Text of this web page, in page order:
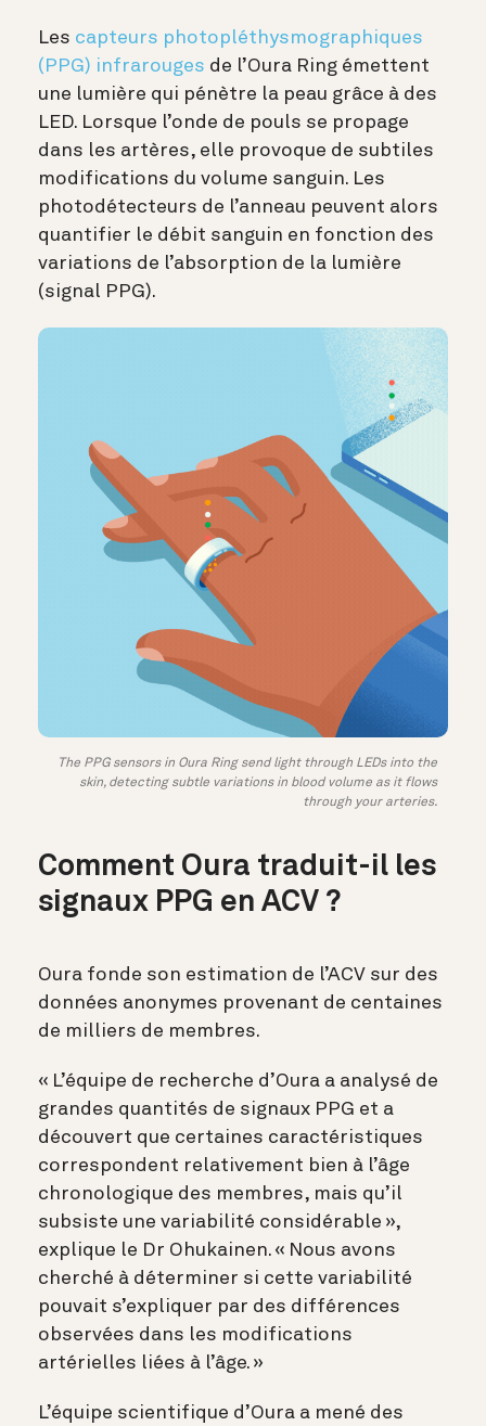
Les capteurs photopléthysmographiques
(PPG) infrarouges de l’Oura Ring émettent
une lumière qui pénètre la peau grâce à des
LED. Lorsque l’onde de pouls se propage
dans les artères, elle provoque de subtiles
modifications du volume sanguin. Les
photodétecteurs de l’anneau peuvent alors
quantifier le débit sanguin en fonction des
variations de l’absorption de la lumière
(signal PPG).
The PPG sensors in Oura Ring send light through LEDs into the
skin, detecting subtle variations in blood volume as it flows
through your arteries.
Comment Oura traduit-il les
signaux PPG en ACV ?
Oura fonde son estimation de l’ACV sur des
données anonymes provenant de centaines
de milliers de membres.
« L’équipe de recherche d’Oura a analysé de
grandes quantités de signaux PPG et a
découvert que certaines caractéristiques
correspondent relativement bien à l’âge
chronologique des membres, mais qu’il
subsiste une variabilité considérable »,
explique le Dr Ohukainen. « Nous avons
cherché à déterminer si cette variabilité
pouvait s’expliquer par des différences
observées dans les modifications
artérielles liées à l’âge. »
L’équipe scientifique d’Oura a mené des